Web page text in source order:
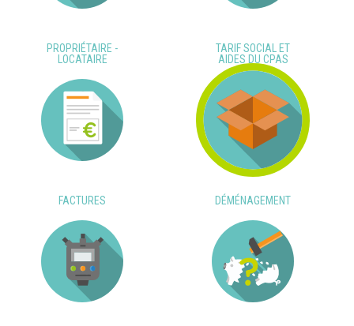
PROPRIÉTAIRE -
LOCATAIRE
TARIF SOCIAL ET
AIDES DU CPAS
FACTURES DÉMÉNAGEMENT